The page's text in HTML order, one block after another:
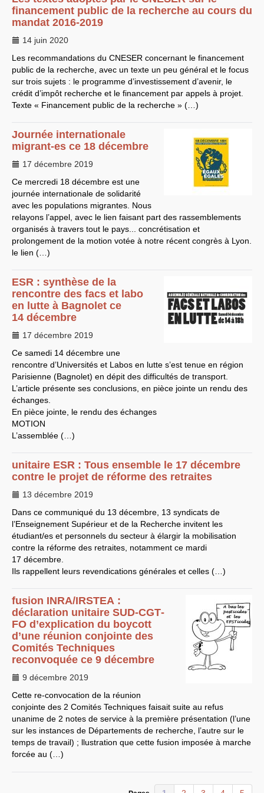
EXPRESSIONS SUD-RECH
Année 2026
Année 2025
Année 2024
Année 2023
congrès 2023 à Sète
Année 2022
Année 2021
Année 2020
Année 2017
Année 2016
Année 2015
Année 2013
Année 2012
année 2011
Année 2010
Année 2009
Année 2008
Année 2007
Année 2006
Année 2005
Année 2004
LES BRANCHES
CNRS-INRIA
Archives diverses
Archives temporaires
Affaires en cours ou pour
mémoire
Accès aux moyens
informatiques
DGG
Evaluation des Ingénieurs
et Techniciens
Suppléments familial de
Plate-forme revendicative
Instances duCNRS
Archives
CA 2009
CCP 2008
CoNRS 2008
CS 2010
CT2012
CT2013 - 2014
C.S.duCNRS 2014
CA2013
CAP 2005
CAP 2008
CNSPH
Conseil d’administration :
mandat 2017-2021
CSA2026
CT 2011 - 2014
2015-2018
CT
CAP- CCP2014
Sections du Comité
Scientifique - CoNRS
Année 2025
Année 2024
Année 2023
Année 2022
Année 2020
Année 2019
financement public de la recherche au cours du
mandat 2016-2019
14 juin 2020
Les recommandations du CNESER concernant le financement
public de la recherche, avec un texte un peu général et le focus
sur trois sujets : le programme d’investissement d’avenir, le
crédit d’impôt recherche et le financement par appels à projet.
Texte « Financement public de la recherche » (…)
Journée internationale
migrant-es ce 18 décembre
17 décembre 2019
Ce mercredi 18 décembre est une
journée internationale de solidarité
avec les populations migrantes. Nous
relayons l’appel, avec le lien faisant part des rassemblements
organisés à travers tout le pays... concrétisation et
prolongement de la motion votée à notre récent congrès à Lyon.
le lien (…)
ESR : synthèse de la
rencontre des facs et labo
en lutte à Bagnolet ce
14 décembre
17 décembre 2019
Ce samedi 14 décembre une
rencontre d’Universités et Labos en lutte s’est tenue en région
Parisienne (Bagnolet) en dépit des difficultés de transport.
L’article présente ses conclusions, en pièce jointe un rendu des
échanges.
En pièce jointe, le rendu des échanges
MOTION
L’assemblée (…)
unitaire ESR : Tous ensemble le 17 décembre
contre le projet de réforme des retraites
13 décembre 2019
Dans ce communiqué du 13 décembre, 13 syndicats de
l’Enseignement Supérieur et de la Recherche invitent les
étudiant/es et personnels du secteur à élargir la mobilisation
contre la réforme des retraites, notamment ce mardi
17 décembre.
Ils rappellent leurs revendications générales et celles (…)
fusion INRA/IRSTEA :
déclaration unitaire SUD-CGT-
FO d’explication du boycott
d’une réunion conjointe des
Comités Techniques
reconvoquée ce 9 décembre
9 décembre 2019
Cette re-convocation de la réunion
conjointe des 2 Comités Techniques faisait suite au refus
unanime de 2 notes de service à la première présentation (l’une
sur les instances de Départements de recherche, l’autre sur le
temps de travail) ; llustration que cette fusion imposée à marche
forcée au (…)